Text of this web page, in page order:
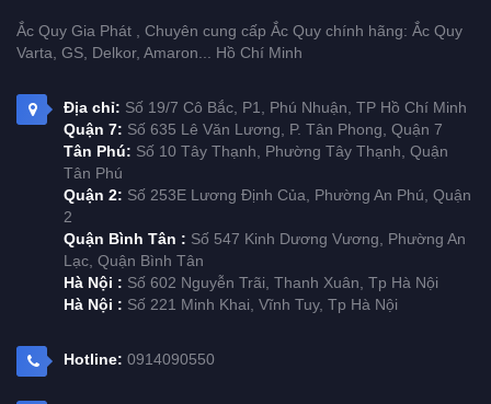
Ắc Quy Gia Phát , Chuyên cung cấp Ắc Quy chính hãng: Ắc Quy
Varta, GS, Delkor, Amaron... Hồ Chí Minh
Địa chỉ: Số 19/7 Cô Bắc, P1, Phú Nhuận, TP Hồ Chí Minh
Quận 7: Số 635 Lê Văn Lương, P. Tân Phong, Quận 7
Tân Phú: Số 10 Tây Thạnh, Phường Tây Thạnh, Quận
Tân Phú
Quận 2: Số 253E Lương Định Của, Phường An Phú, Quận
2
Quận Bình Tân : Số 547 Kinh Dương Vương, Phường An
Lạc, Quận Bình Tân
Hà Nội : Số 602 Nguyễn Trãi, Thanh Xuân, Tp Hà Nội
Hà Nội : Số 221 Minh Khai, Vĩnh Tuy, Tp Hà Nội
Hotline: 0914090550